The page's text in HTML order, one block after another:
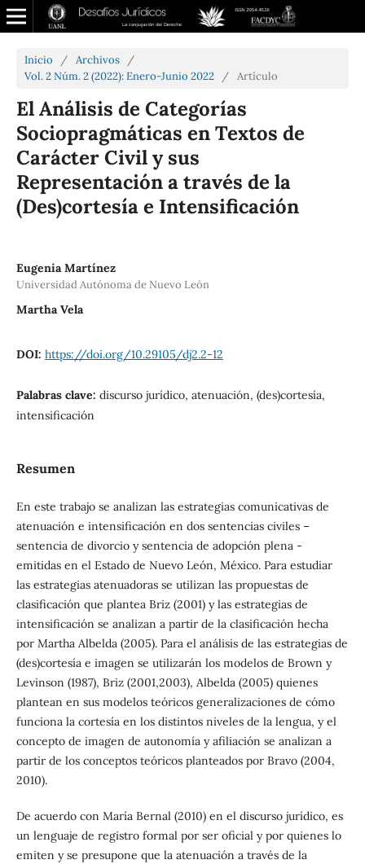
Inicio / Archivos
/
Vol. 2 Núm. 2 (2022): Enero-Junio 2022
/ Artículo
El Análisis de Categorías
Sociopragmáticas en Textos de
Carácter Civil y sus
Representación a través de la
(Des)cortesía e Intensificación
Eugenia Martínez
Universidad Autónoma de Nuevo León
Martha Vela
DOI: https://doi.org/10.29105/dj2.2-12
Palabras clave: discurso jurídico, atenuación, (des)cortesía,
intensificación
Resumen
En este trabajo se analizan las estrategias comunicativas de
atenuación e intensificación en dos sentencias civiles –
sentencia de divorcio y sentencia de adopción plena -
emitidas en el Estado de Nuevo León, México. Para estudiar
las estrategias atenuadoras se utilizan las propuestas de
clasificación que plantea Briz (2001) y las estrategias de
intensificación se analizan a partir de la clasificación hecha
por Martha Albelda (2005). Para el análisis de las estrategias de
(des)cortesía e imagen se utilizarán los modelos de Brown y
Levinson (1987), Briz (2001,2003), Albelda (2005) quienes
plantean en sus modelos teóricos generalizaciones de cómo
funciona la cortesía en los distintos niveles de la lengua, y el
concepto de imagen de autonomía y afiliación se analizan a
partir de los conceptos teóricos planteados por Bravo (2004,
2010).
De acuerdo con María Bernal (2010) en el discurso jurídico, es
un lenguaje de registro formal por ser oficial y por quienes lo
emiten y se presupone que la atenuación a través de la